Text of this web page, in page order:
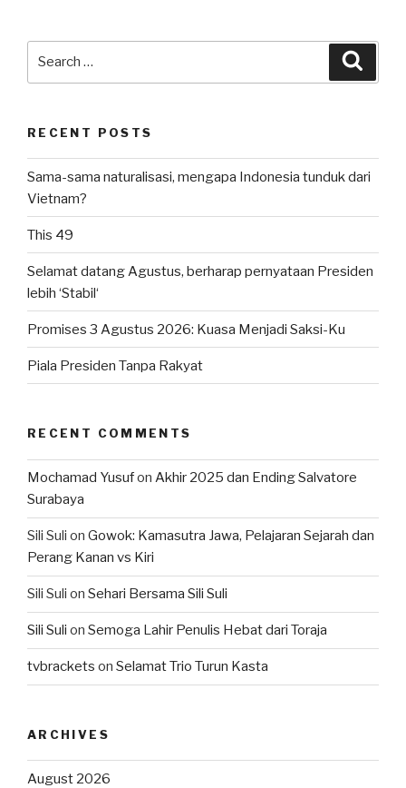
RECENT POSTS
Sama-sama naturalisasi, mengapa Indonesia tunduk dari
Vietnam?
This 49
Selamat datang Agustus, berharap pernyataan Presiden
lebih ‘Stabil‘
Promises 3 Agustus 2026: Kuasa Menjadi Saksi-Ku
Piala Presiden Tanpa Rakyat
RECENT COMMENTS
Mochamad Yusufon Akhir 2025 dan Ending Salvatore
Surabaya
Sili Suli on Gowok: Kamasutra Jawa, Pelajaran Sejarah dan
Perang Kanan vs Kiri
Sili Suli on Sehari Bersama Sili Suli
Sili Suli on Semoga Lahir Penulis Hebat dari Toraja
tvbrackets on Selamat Trio Turun Kasta
ARCHIVES
August 2026